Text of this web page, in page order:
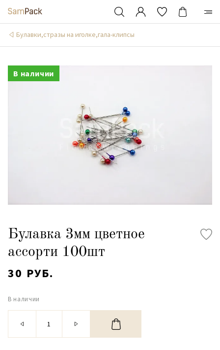
Булавки,стразы на иголке,гала-клипсы
В наличии
Булавка 3мм цветное
ассорти 100шт
30 РУБ.
В наличии